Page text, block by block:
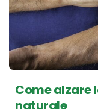
Come alzare
naturale